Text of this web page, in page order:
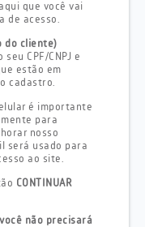
que você vai
de acesso.
do cliente)
CPF/CNPJ e
estão em
cadastro.
é importante
para
nosso
será usado para
ao site.
CONTINUAR
você não precisará